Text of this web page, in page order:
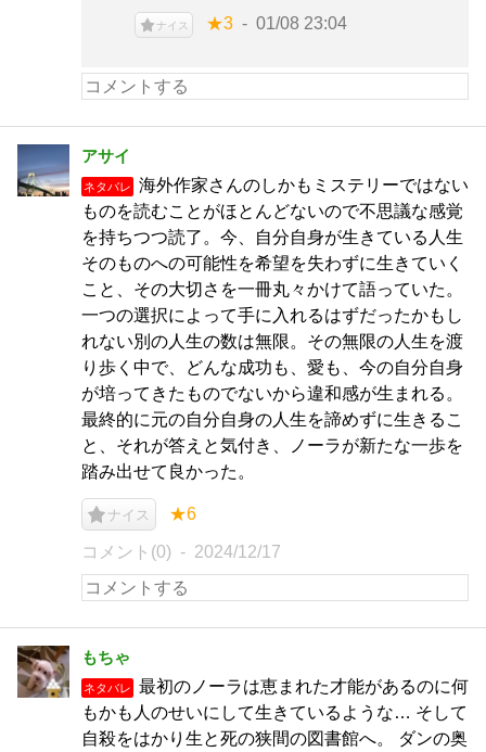
ナイス ★3 01/08 23:04
アサイ
ネタバレ
海外作家さんのしかもミステリーではない
ものを読むことがほとんどないので不思議な感覚
を持ちつつ読了。今、自分自身が生きている人生
そのものへの可能性を希望を失わずに生きていく
こと、その大切さを一冊丸々かけて語っていた。
一つの選択によって手に入れるはずだったかもし
れない別の人生の数は無限。その無限の人生を渡
り歩く中で、どんな成功も、愛も、今の自分自身
が培ってきたものでないから違和感が生まれる。
最終的に元の自分自身の人生を諦めずに生きるこ
と、それが答えと気付き、ノーラが新たな一歩を
踏み出せて良かった。
ナイス ★6
コメント(0) 2024/12/17
もちゃ
ネタバレ
最初のノーラは恵まれた才能があるのに何
もかも人のせいにして生きているような… そして
自殺をはかり生と死の狭間の図書館へ。 ダンの奥